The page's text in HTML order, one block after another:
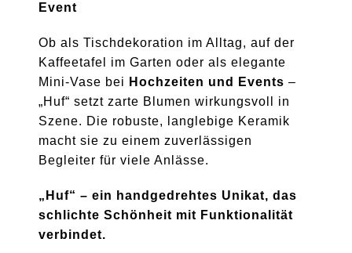
Event
Ob als Tischdekoration im Alltag, auf der
Kaffeetafel im Garten oder als elegante
Mini-Vase bei Hochzeiten und Events –
„Huf“ setzt zarte Blumen wirkungsvoll in
Szene. Die robuste, langlebige Keramik
macht sie zu einem zuverlässigen
Begleiter für viele Anlässe.
„Huf“ – ein handgedrehtes Unikat, das
schlichte Schönheit mit Funktionalität
verbindet.